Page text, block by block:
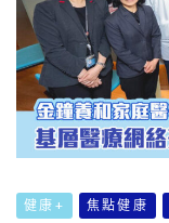
健康+ 焦點健康